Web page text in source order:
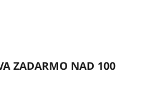
ZADARMO NAD 100